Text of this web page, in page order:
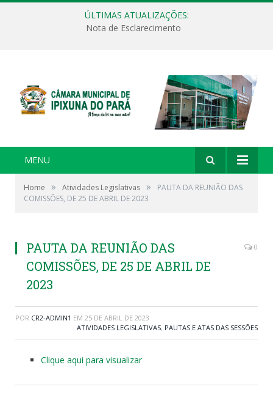
ÚLTIMAS ATUALIZAÇÕES:
Nota de Esclarecimento
MENU
Home » Atividades Legislativas »
PAUTA DA REUNIÃO DAS
COMISSÕES, DE 25 DE ABRIL DE 2023
PAUTA DA REUNIÃO DAS
COMISSÕES, DE 25 DE ABRIL DE
2023
0
POR CR2-ADMIN1 EM 25 DE ABRIL DE 2023
ATIVIDADES LEGISLATIVAS, PAUTAS E ATAS DAS SESSÕES
Clique aqui para visualizar